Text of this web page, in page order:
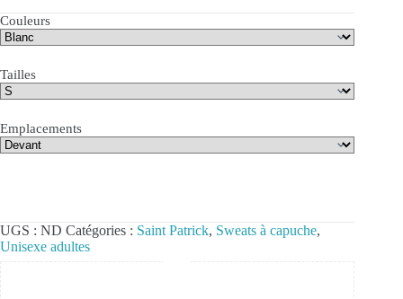
29,50 €
à
Couleurs
Tailles
Emplacements
UGS : ND Catégories : Saint Patrick, Sweats à capuche,
Unisexe adultes